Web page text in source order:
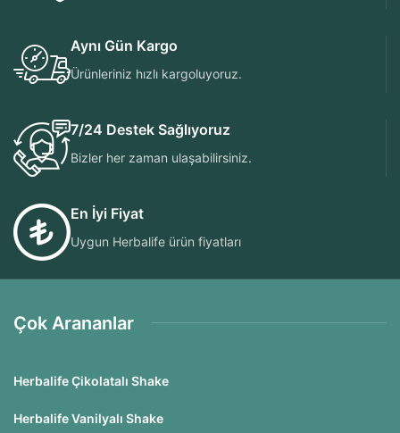
Aynı Gün Kargo
Ürünleriniz hızlı kargoluyoruz.
7/24 Destek Sağlıyoruz
Bizler her zaman ulaşabilirsiniz.
En İyi Fiyat
Uygun Herbalife ürün fiyatları
Çok Arananlar
Herbalife Çikolatalı Shake
Herbalife Vanilyalı Shake